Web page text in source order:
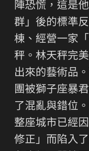
陣恐慌，這是
群」後的標準
棟、經營一家
秤。林天秤完
出來的藝術品
團被獅子座暴
了混亂與錯位
整座城市已經
修正」而陷入